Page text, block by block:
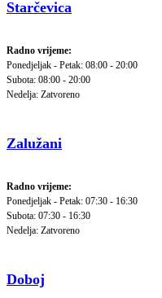
Starčevica
Radno vrijeme:
Ponedjeljak - Petak: 08:00 - 20:00
Subota: 08:00 - 20:00
Nedelja: Zatvoreno
Zalužani
Radno vrijeme:
Ponedjeljak - Petak: 07:30 - 16:30
Subota: 07:30 - 16:30
Nedelja: Zatvoreno
Doboj